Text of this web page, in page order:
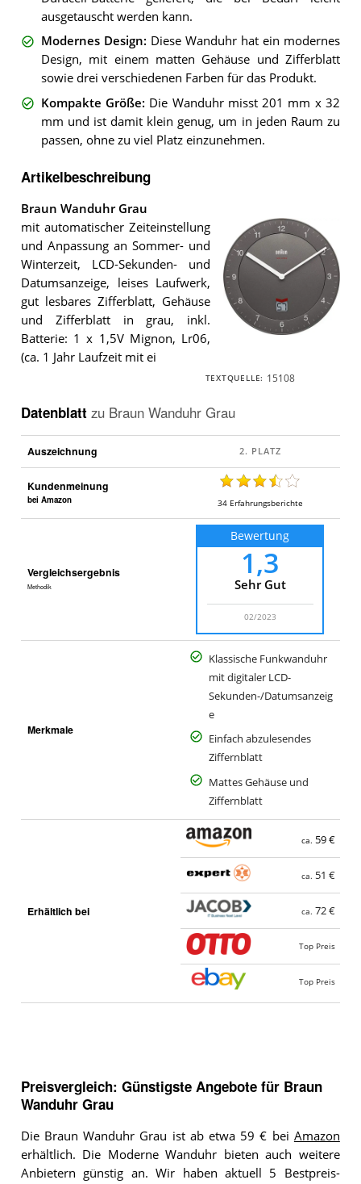
ausgetauscht werden kann.
Modernes Design: Diese Wanduhr hat ein modernes
Design, mit einem matten Gehäuse und Zifferblatt
sowie drei verschiedenen Farben für das Produkt.
Kompakte Größe: Die Wanduhr misst 201 mm x 32
mm und ist damit klein genug, um in jeden Raum zu
passen, ohne zu viel Platz einzunehmen.
Artikelbeschreibung
Braun Wanduhr Grau
Grau
mit automatischer Zeiteinstellung
und Anpassung an Sommer- und
Winterzeit, LCD-Sekunden- und
Datumsanzeige, leises Laufwerk,
gut lesbares Zifferblatt, Gehäuse
und Zifferblatt in grau, inkl.
Batterie: 1 x 1,5V Mignon, Lr06,
(ca. 1 Jahr Laufzeit mit ei
TEXTQUELLE: 15108
Datenblatt zu Braun Wanduhr Grau
Auszeichnung
Kundenmeinung
bei Amazon 34 Erfahrungsberichte
Vergleichsergebnis
Methodik
Bewertung
1,3
Sehr Gut
02/2023
Merkmale
Klassische Funkwanduhr
mit digitaler LCD-
Sekunden-/Datumsanzeig
e
Einfach abzulesendes
Ziffernblatt
Mattes Gehäuse und
Ziffernblatt
Erhältlich bei
ca. 59 €
ca. 51 €
ca. 72 €
Top Preis
Top Preis
Preisvergleich: Günstigste Angebote für Braun
Wanduhr Grau
Die Braun Wanduhr Grau ist ab etwa 59 € bei Amazon
erhältlich. Die Moderne Wanduhr bieten auch weitere
Anbietern günstig an. Wir haben aktuell 5 Bestpreis-